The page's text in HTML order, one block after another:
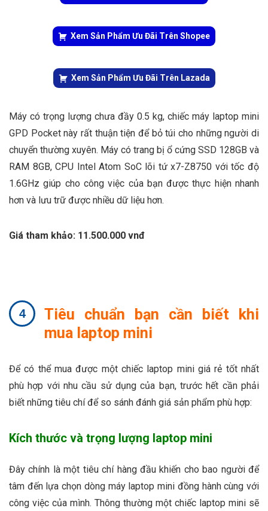
Xem Sản Phẩm Ưu Đãi Trên Shopee
Xem Sản Phẩm Ưu Đãi Trên Lazada
Máy có trọng lượng chưa đầy 0.5 kg, chiếc máy laptop mini
GPD Pocket này rất thuận tiện để bỏ túi cho những người di
chuyển thường xuyên. Máy có trang bị ổ cứng SSD 128GB và
RAM 8GB, CPU Intel Atom SoC lõi tứ x7-Z8750 với tốc độ
1.6GHz giúp cho công việc của bạn được thực hiện nhanh
hơn và lưu trữ được nhiều dữ liệu hơn.
Giá tham khảo: 11.500.000 vnđ
Tiêu chuẩn bạn cần biết khi
mua laptop mini
Để có thể mua được một chiếc laptop mini giá rẻ tốt nhất
phù hợp với nhu cầu sử dụng của bạn, trước hết cần phải
biết những tiêu chí để so sánh đánh giá sản phẩm phù hợp:
Kích thước và trọng lượng laptop mini
Đây chính là một tiêu chí hàng đầu khiến cho bao người để
tâm đến lựa chọn dòng máy laptop mini đồng hành cùng với
công việc của mình. Thông thường một chiếc laptop mini sẽ